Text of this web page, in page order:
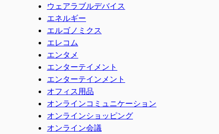
ウェアラブルデバイス
エネルギー
エルゴノミクス
エレコム
エンタメ
エンターテイメント
エンターテインメント
オフィス用品
オンラインコミュニケーション
オンラインショッピング
オンライン会議